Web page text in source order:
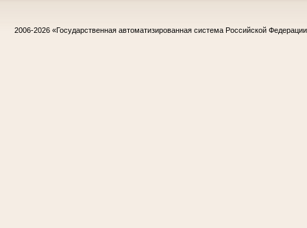
2006-2026 «Государственная автоматизированная система Российской